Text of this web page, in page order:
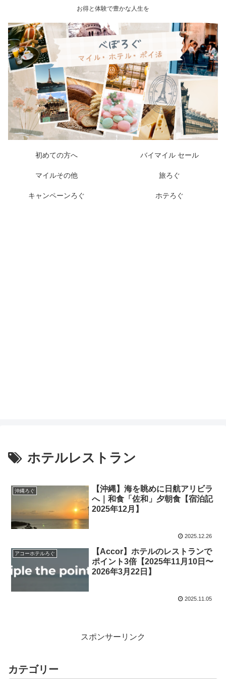
お得と体験で豊かな人生を
初めての方へ バイマイル セール
マイルその他 旅ろぐ
キャンペーンろぐ ホテろぐ
ホテルレストラン
沖縄ろぐ
【沖縄】海を眺めに日航アリビラ
へ｜和食「佐和」夕朝食【宿泊記
2025年12月】
2025.12.26
アコーホテルろぐ
【Accor】ホテルのレストランで
ポイント3倍【2025年11月10日〜
2026年3月22日】
2025.11.05
スポンサーリンク
カテゴリー